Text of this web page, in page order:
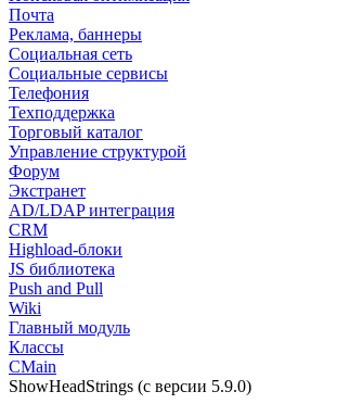
Почта
Реклама, баннеры
Социальная сеть
Социальные сервисы
Телефония
Техподдержка
Торговый каталог
Управление структурой
Форум
Экстранет
AD/LDAP интеграция
CRM
Highload-блоки
JS библиотека
Push and Pull
Wiki
Главный модуль
Классы
CMain
ShowHeadStrings (с версии 5.9.0)